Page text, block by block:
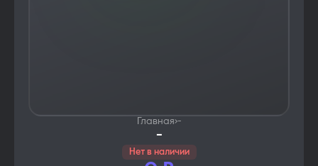
Главная›-
-
Нет в наличии